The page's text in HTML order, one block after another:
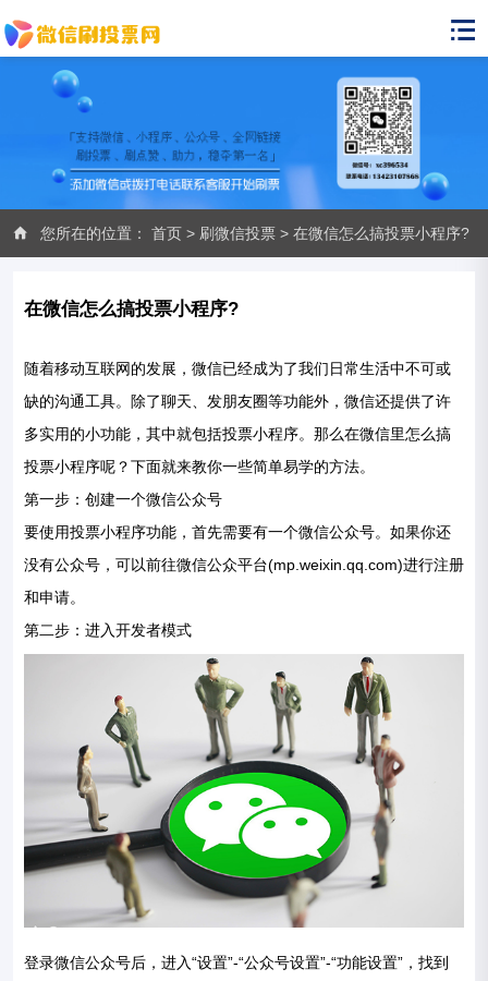
您所在的位置： 首页 > 刷微信投票 > 在微信怎么搞投票小程序?
在微信怎么搞投票小程序?
随着移动互联网的发展，微信已经成为了我们日常生活中不可或
缺的沟通工具。除了聊天、发朋友圈等功能外，微信还提供了许
多实用的小功能，其中就包括投票小程序。那么在微信里怎么搞
投票小程序呢？下面就来教你一些简单易学的方法。
第一步：创建一个微信公众号
要使用投票小程序功能，首先需要有一个微信公众号。如果你还
没有公众号，可以前往微信公众平台(mp.weixin.qq.com)进行注册
和申请。
第二步：进入开发者模式
登录微信公众号后，进入“设置”-“公众号设置”-“功能设置”，找到